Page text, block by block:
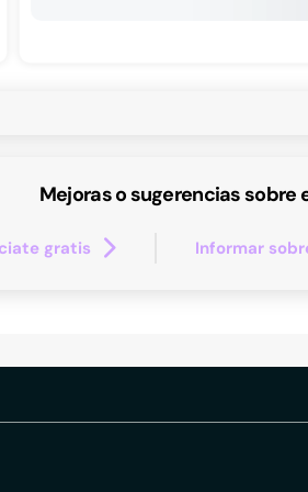
Mejoras o sugerencias sobre
gratis Informar